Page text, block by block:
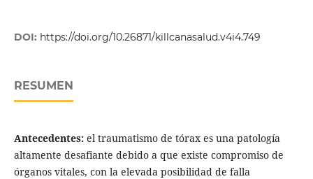
DOI: https://doi.org/10.26871/killcanasalud.v4i4.749
RESUMEN
Antecedentes:el traumatismo de tórax es una patología
altamente desafiante debido a que existe compromiso de
órganos vitales, con la elevada posibilidad de falla